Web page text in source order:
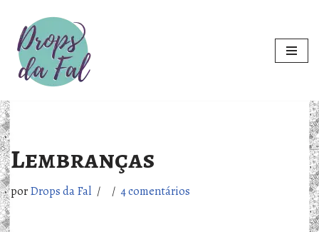
Pular
para
Lembranças
porDrops da Fal 4 comentários